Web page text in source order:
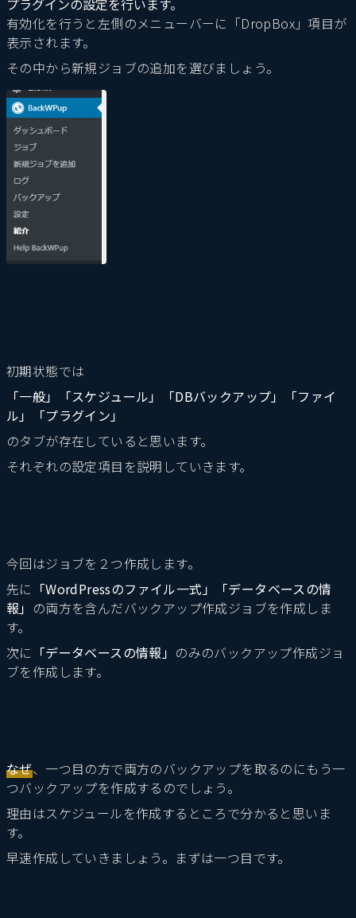
プラグインの設定を行います。
有効化を行うと左側のメニューバーに「DropBox」項目が
表示されます。
その中から新規ジョブの追加を選びましょう。
初期状態では
「一般」「スケジュール」「DBバックアップ」「ファイ
ル」「プラグイン」
のタブが存在していると思います。
それぞれの設定項目を説明していきます。
今回はジョブを２つ作成します。
先に 「WordPressのファイル一式」「データベースの情
報」 の両方を含んだバックアップ作成ジョブを作成しま
す。
次に 「データベースの情報」 のみのバックアップ作成ジョ
ブを作成します。
なぜ、一つ目の方で両方のバックアップを取るのにもう一
つバックアップを作成するのでしょう。
理由はスケジュールを作成するところで分かると思いま
す。
早速作成していきましょう。まずは一つ目です。